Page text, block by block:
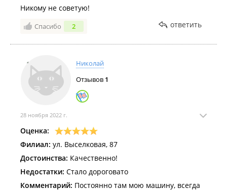
Никому не советую!
Спасибо 2 ответить
Николай
Отзывов 1
28 ноября 2022 г.
Оценка:
Филиал: ул. Выселковая, 87
Достоинства: Качественно!
Недостатки: Стало дороговато
Комментарий: Постоянно там мою машину, всегда